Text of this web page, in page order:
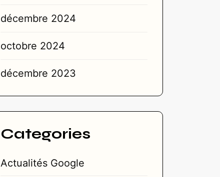
décembre 2024
octobre 2024
décembre 2023
Categories
Actualités Google